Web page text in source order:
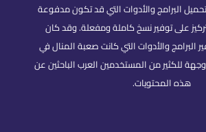
البرامج والأدوات التي قد تكون مدفوعة
على توفير نسخ كاملة ومفعلة. وقد كان
البرامج والأدوات التي كانت صعبة المنال في
للكثير من المستخدمين العرب الباحثين عن
هذه المحتويات.